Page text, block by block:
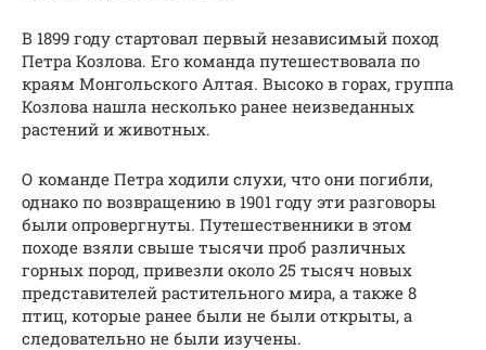
В 1899 году стартовал первый независимый поход
Петра Козлова. Его команда путешествовала по
краям Монгольского Алтая. Высоко в горах, группа
Козлова нашла несколько ранее неизведанных
растений и животных.
О команде Петра ходили слухи, что они погибли,
однако по возвращению в 1901 году эти разговоры
были опровергнуты. Путешественники в этом
походе взяли свыше тысячи проб различных
горных пород, привезли около 25 тысяч новых
представителей растительного мира, а также 8
птиц, которые ранее были не были открыты, а
следовательно не были изучены.